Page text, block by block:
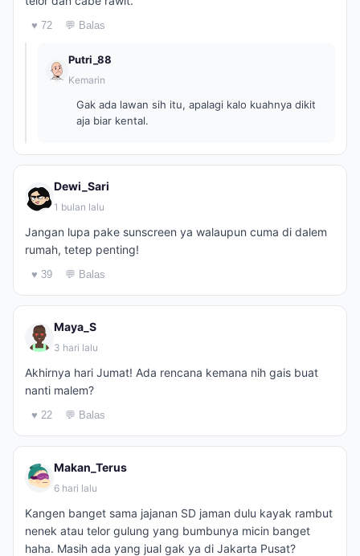
♥ 72 💬 Balas
Putri_88
Kemarin
Gak ada lawan sih itu, apalagi kalo kuahnya dikit
aja biar kental.
Dewi_Sari
1 bulan lalu
Jangan lupa pake sunscreen ya walaupun cuma di dalem
rumah, tetep penting!
♥ 39 💬 Balas
Maya_S
3 hari lalu
Akhirnya hari Jumat! Ada rencana kemana nih gais buat
nanti malem?
♥ 22 💬 Balas
Makan_Terus
6 hari lalu
Kangen banget sama jajanan SD jaman dulu kayak rambut
nenek atau telor gulung yang bumbunya micin banget
haha. Masih ada yang jual gak ya di Jakarta Pusat?